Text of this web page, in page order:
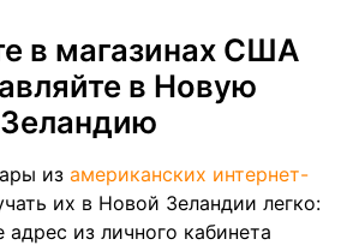
в магазинах США
в Новую
Зеландию
из американских интернет-
их в Новой Зеландии легко:
адрес из личного кабинета